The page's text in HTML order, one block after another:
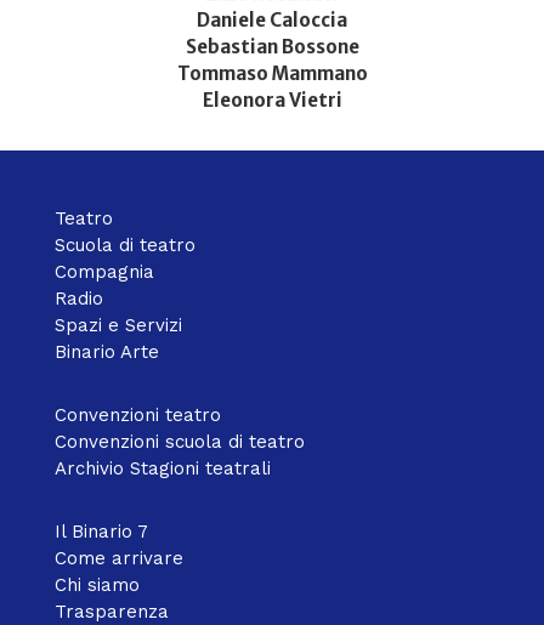
Daniele Caloccia
Sebastian Bossone
Tommaso Mammano
Eleonora Vietri
Teatro
Scuola di teatro
Compagnia
Radio
Spazi e Servizi
Binario Arte
Convenzioni teatro
Convenzioni scuola di teatro
Archivio Stagioni teatrali
Il Binario 7
Come arrivare
Chi siamo
Trasparenza